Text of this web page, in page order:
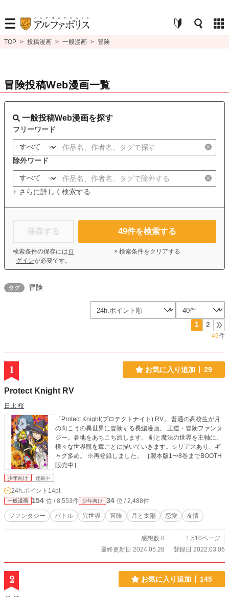
TOP > 投稿漫画 > 一般漫画 > 冒険
冒険投稿Web漫画一覧
一般投稿Web漫画を探す
フリーワード
除外ワード
+ さらに詳しく検索する
保存する
検索条件の保存には ロ
グインが必要です。
49件を検索する
× 検索条件をクリアする
タグ 冒険
1 2
49件
1 お気に入り追加 29
Protect Knight RV
日比 桜
「Protect Knight(プロテクトナイト) RV」 普通の高校生が月
の向こうの異世界に冒険する長編漫画。 王道・冒険ファンタ
ジー。各地をあちこち旅します。 剣と魔法の世界を主軸に、
様々な世界観を章ごとに描いていきます。シリアスあり、ギ
ャグ多め。 ※再登録しました。 ［製本版1〜8巻までBOOTH
販売中］
少年向け 連載中
24h.ポイント 14pt
一般漫画 154 位 / 8,553件 少年向け 34 位 / 2,488件
ファンタジー バトル 異世界 冒険 月と太陽 恋愛 友情
感想数 0
1,510ページ
最終更新日 2024.05.28
登録日 2022.03.06
2 お気に入り追加 145